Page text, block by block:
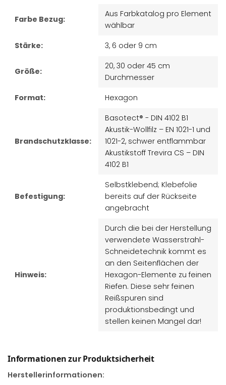
Farbe Bezug:
Aus Farbkatalog pro Element
wählbar
Stärke:
3, 6 oder 9 cm
Größe:
20, 30 oder 45 cm
Durchmesser
Format:
Hexagon
Brandschutzklasse:
Basotect® - DIN 4102 B1
Akustik-Wollfilz – EN 1021-1 und
1021-2, schwer entflammbar
Akustikstoff Trevira CS – DIN
4102 B1
Befestigung:
Selbstklebend; Klebefolie
bereits auf der Rückseite
angebracht
Hinweis:
Durch die bei der Herstellung
verwendete Wasserstrahl-
Schneidetechnik kommt es
an den Seitenflächen der
Hexagon-Elemente zu feinen
Riefen. Diese sehr feinen
Reißspuren sind
produktionsbedingt und
stellen keinen Mangel dar!
Informationen zur Produktsicherheit
Herstellerinformationen: